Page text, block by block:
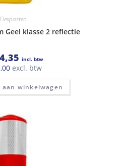
Flexposten
Geel klasse 2 reflectie
incl. btw
excl. btw
aan winkelwagen